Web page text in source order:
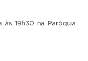
às 19h30 na Paróquia